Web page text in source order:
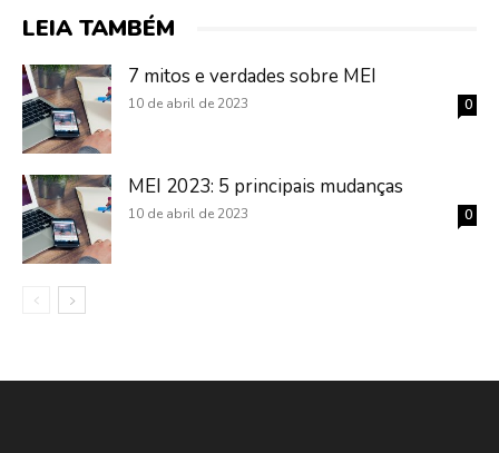
LEIA TAMBÉM
7 mitos e verdades sobre MEI
10 de abril de 2023 0
MEI 2023: 5 principais mudanças
10 de abril de 2023 0